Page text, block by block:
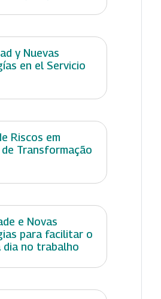
y Nuevas
en el Servicio
Riscos em
Transformação
e Novas
para facilitar o
dia no trabalho